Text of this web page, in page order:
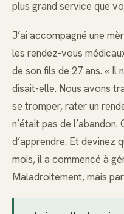
plus grand service que
J’ai accompagné une
les rendez-vous
de son fils de 27 ans. « Il
disait-elle. Nous avons
se tromper, rater un
n’était pas de
d’apprendre. Et devinez
mois, il a commencé à
Maladroitement, mais